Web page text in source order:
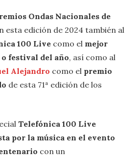
Ondas Nacionales de
esta edición de 2024 también al
100 Live como el mejor
festival del año, así como al
Alejandro como el premio
de esta 71ª edición de los
Telefónica 100 Live
por la música en el evento
con un